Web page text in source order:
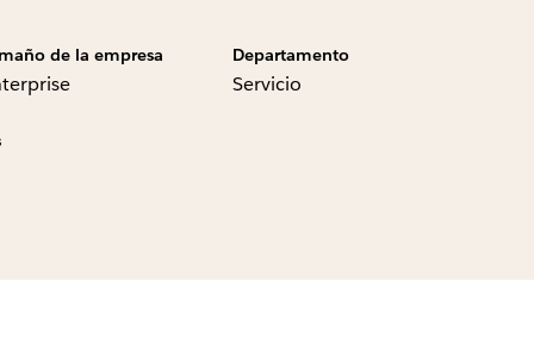
de la empresa Departamento
Servicio